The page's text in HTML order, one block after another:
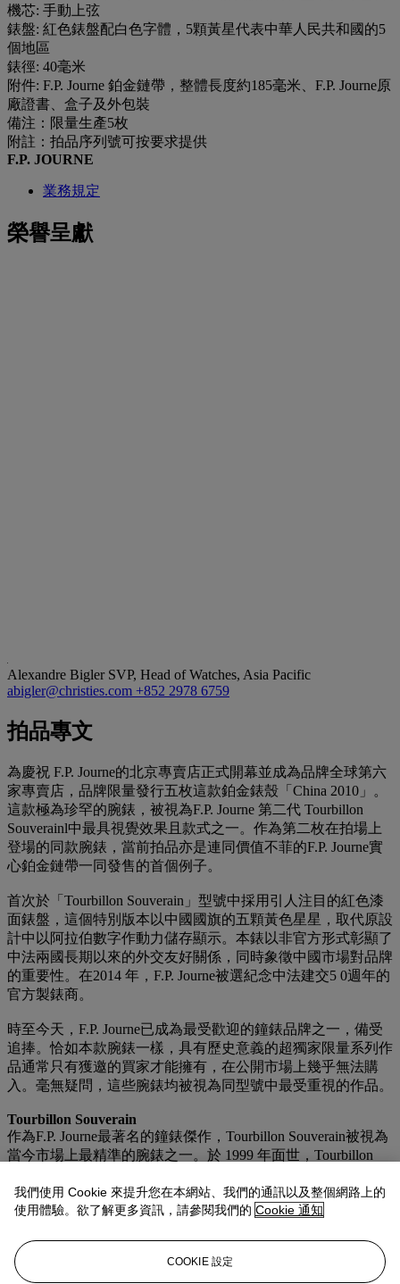
機芯: 手動上弦
錶盤: 紅色錶盤配白色字體，5顆黃星代表中華人民共和國的5
個地區
錶徑: 40毫米
附件: F.P. Journe 鉑金鏈帶，整體⻑度約185毫⽶、F.P. Journe原
廠證書、盒子及外包裝
備注：限量生產5枚
附註：拍品序列號可按要求提供
F.P. JOURNE
業務規定
榮譽呈獻
Alexandre Bigler SVP, Head of Watches, Asia Pacific
abigler@christies.com +852 2978 6759
拍品專文
為慶祝 F.P. Journe的北京專賣店正式開幕並成為品牌全球第六
家專賣店，品牌限量發行五枚這款鉑金錶殼「China 2010」。
這款極為珍罕的腕錶，被視為F.P. Journe 第二代 Tourbillon
Souverainl中最具視覺效果且款式之一。作為第二枚在拍場上
登場的同款腕錶，當前拍品亦是連同價值不菲的F.P. Journe實
心鉑金鏈帶一同發售的首個例子。
首次於「Tourbillon Souverain」型號中採用引人注目的紅色漆
面錶盤，這個特別版本以中國國旗的五顆黃色星星，取代原設
計中以阿拉伯數字作動力儲存顯示。本錶以非官方形式彰顯了
中法兩國長期以來的外交友好關係，同時象徵中國市場對品牌
的重要性。在2014 年，F.P. Journe被選紀念中法建交5 0週年的
官方製錶商。
時至今天，F.P. Journe已成為最受歡迎的鐘錶品牌之一，備受
追捧。恰如本款腕錶一樣，具有歷史意義的超獨家限量系列作
品通常只有獲邀的買家才能擁有，在公開市場上幾乎無法購
入。毫無疑問，這些腕錶均被視為同型號中最受重視的作品。
Tourbillon Souverain
作為F.P. Journe最著名的鐘錶傑作，Tourbillon Souverain被視為
當今市場上最精準的腕錶之一。於 1999 年面世，Tourbillon
用恒定動力裝置的腕錶；此裝置使傳向擺輪的動力均等化，不
論腕錶是否完全上弦，均能維持相同的動力。Tourbillon
Journe 在創製高度複雜現代腕錶方面的天賦，同時牢牢紮根於
偉大的鐘錶傳統。這款匠心獨韻的陀飛輪腕錶，於2004年榮獲
我們使用 Cookie 來提升您在本網站、我們的通訊以及整個網路上的
使用體驗。欲了解更多資訊，請參閱我們的 Cookie 通知
COOKIE 設定